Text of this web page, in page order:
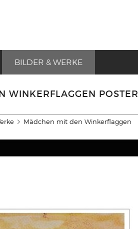
BILDER & WERKE
WINKERFLAGGEN POSTER
Mädchen mit den Winkerflaggen